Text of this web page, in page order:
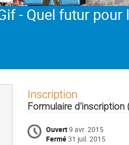
- Quel futur
Inscription
Formulaire d'inscription
Ouvert9 avr. 2015
Fermé31 juil. 2015